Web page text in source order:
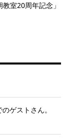
室20周年記念」
ゲストさん。